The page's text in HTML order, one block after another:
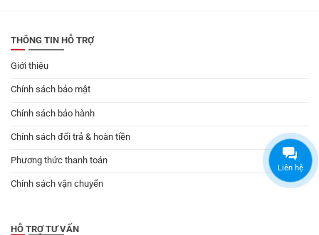
THÔNG TIN HỖ TRỢ
Giới thiệu
Chính sách bảo mật
Chính sách bảo hành
Chính sách đổi trả & hoàn tiền
Phương thức thanh toán
Chính sách vận chuyển
HỖ TRỢ TƯ VẤN
Liên hệ